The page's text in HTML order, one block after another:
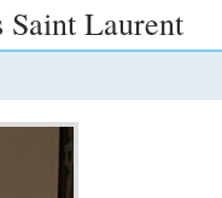
Saint Laurent